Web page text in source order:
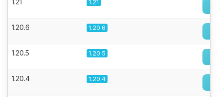
1.21 1.21
1.20.6 1.20.6
1.20.5 1.20.5
1.20.4 1.20.4